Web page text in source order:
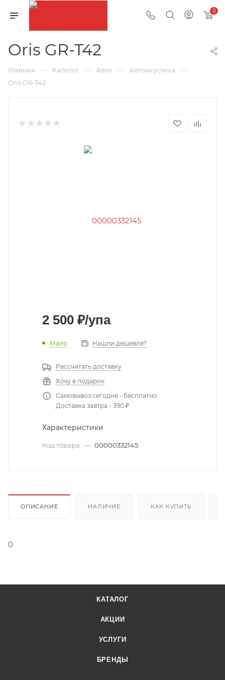
0
Oris GR-T42
Главная — Каталог — Авто — Автоакустика —
Oris GR-T42
2 500 ₽/упа
Мало Нашли дешевле?
Рассчитать доставку
Хочу в подарок
Самовывоз сегодня - бесплатно
Доставка завтра - 390 ₽
Характеристики
Код товара — 00000332145
ОПИСАНИЕ НАЛИЧИЕ КАК КУПИТЬ
0
КАТАЛОГ
АКЦИИ
УСЛУГИ
БРЕНДЫ